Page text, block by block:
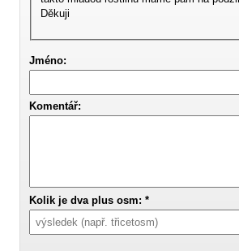
Děkuji
Jméno:
Komentář:
Kolik je dva plus osm: *